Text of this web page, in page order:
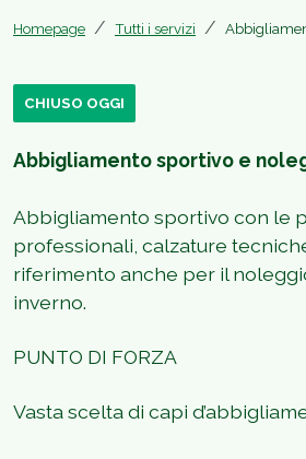
Homepage Tutti i servizi
CHIUSO OGGI
Abbigliamento sportivo e
Abbigliamento sportivo con le
professionali, calzature
riferimento anche per il
inverno.
PUNTO DI FORZA
Vasta scelta di capi